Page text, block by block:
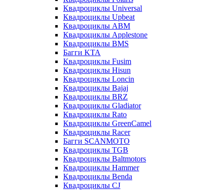
Квадроциклы Universal
Квадроциклы Upbeat
Квадроциклы ABM
Квадроциклы Applestone
Квадроциклы BMS
Багги KTA
Квадроциклы Fusim
Квадроциклы Hisun
Квадроциклы Loncin
Квадроциклы Bajaj
Квадроциклы BRZ
Квадроциклы Gladiator
Квадроциклы Rato
Квадроциклы GreenCamel
Квадроциклы Racer
Багги SCANMOTO
Квадроциклы TGB
Квадроциклы Baltmotors
Квадроциклы Hammer
Квадроциклы Benda
Квадроциклы CJ